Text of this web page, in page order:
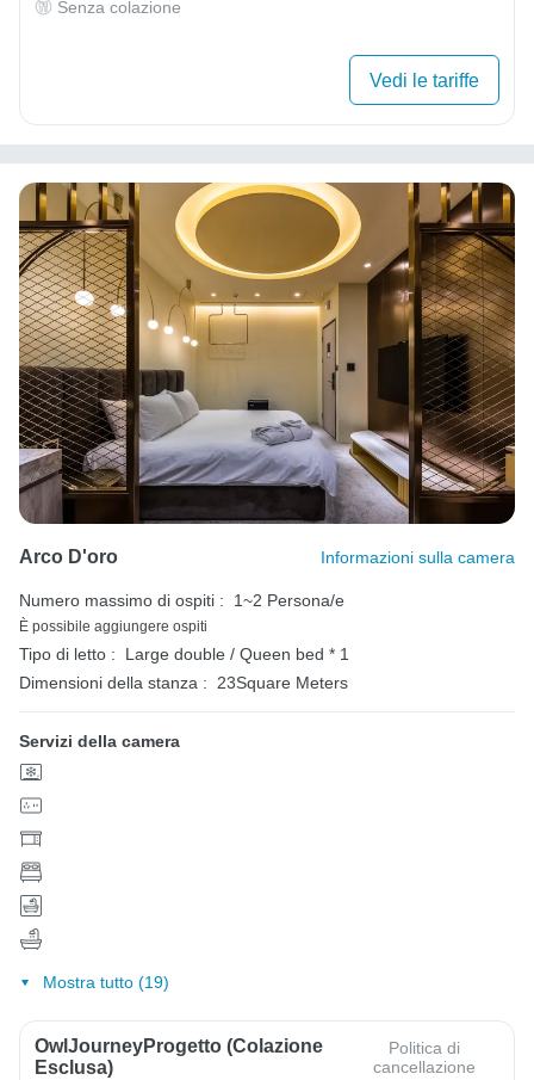
Senza colazione
Vedi le tariffe
Arco D'oro Informazioni sulla camera
Numero massimo di ospiti : 1~2 Persona/e
È possibile aggiungere ospiti
Tipo di letto :
Large double / Queen bed * 1
Dimensioni della stanza :
23Square Meters
Servizi della camera
Mostra tutto (19)
OwlJourneyProgetto (colazione
Esclusa)
Politica di
cancellazione